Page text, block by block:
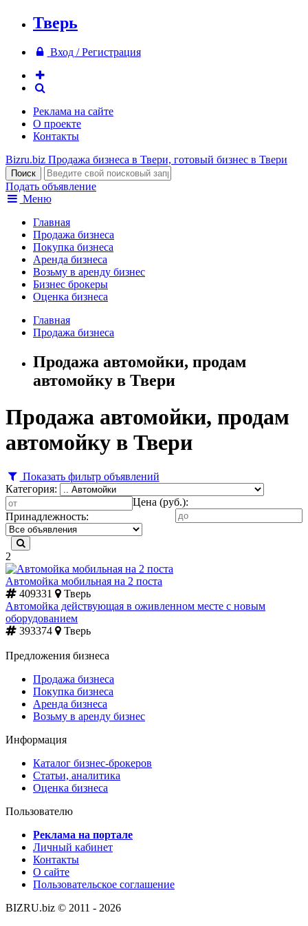
Тверь
Вход / Регистрация
Реклама на сайте
О проекте
Контакты
Bizru.biz Продажа бизнеса в Твери, готовый бизнес в Твери
Подать объявление
Меню
Главная
Продажа бизнеса
Покупка бизнеса
Аренда бизнеса
Возьму в аренду бизнес
Бизнес брокеры
Оценка бизнеса
Главная
Продажа бизнеса
Продажа автомойки, продам
автомойку в Твери
Продажа автомойки, продам
автомойку в Твери
Показать фильтр объявлений
Категория:
Цена (руб.):
Принадлежность:
2
Автомойка мобильная на 2 поста
409331
Тверь
Автомойка действующая в оживленном месте с новым
оборудованием
393374
Тверь
Предложения бизнеса
Продажа бизнеса
Покупка бизнеса
Аренда бизнеса
Возьму в аренду бизнес
Информация
Каталог бизнес-брокеров
Статьи, аналитика
Оценка бизнеса
Пользователю
Реклама на портале
Личный кабинет
Контакты
О сайте
Пользовательское соглашение
BIZRU.biz © 2011 - 2026